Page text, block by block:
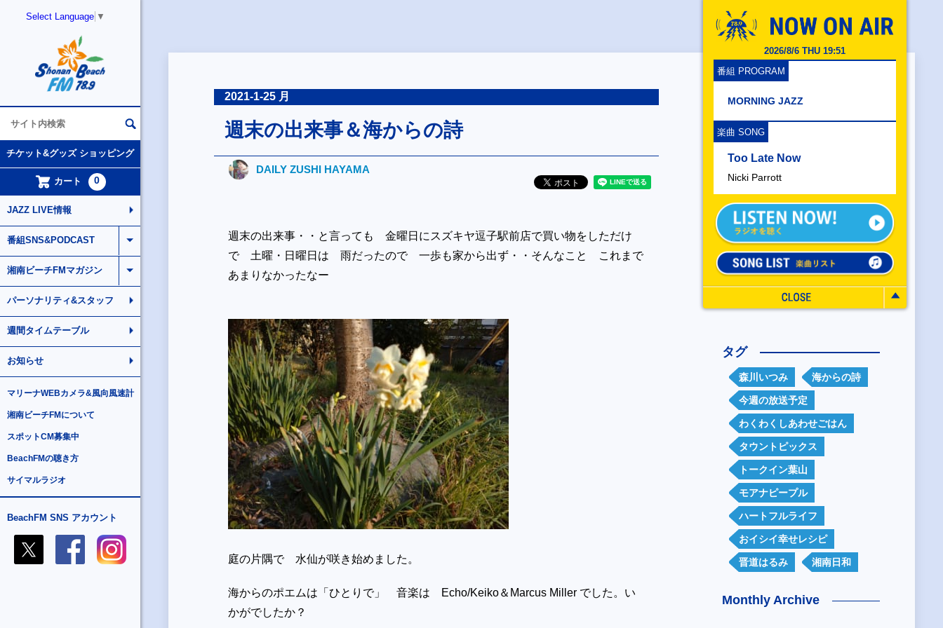
Select Language ▼
2026/8/6 THU 19:51
番組 PROGRAM
MORNING JAZZ
楽曲 SONG
Too Late Now
Nicki Parrott
チケット&グッズ ショッピング
カート 0
JAZZ LIVE情報
番組SNS&PODCAST
湘南ビーチFMマガジン
パーソナリティ&スタッフ
週間タイムテーブル
お知らせ
マリーナWEBカメラ&風向風速計
湘南ビーチFMについて
スポットCM募集中
BeachFMの聴き方
サイマルラジオ
BeachFM SNS アカウント
2021-1-25 月
週末の出来事＆海からの詩
DAILY ZUSHI HAYAMA
週末の出来事・・と言っても 金曜日にスズキヤ逗子駅前店で買い物をしただけ
で 土曜・日曜日は 雨だったので 一歩も家から出ず・・そんなこと これまで
あまりなかったなー
庭の片隅で 水仙が咲き始めました。
海からのポエムは「ひとりで」 音楽は Echo/Keiko＆Marcus Miller でした。い
かがでしたか？
タグ
森川いつみ 海からの詩
今週の放送予定
わくわくしあわせごはん
タウントピックス
トークイン葉山
モアナピープル
ハートフルライフ
おイシイ幸せレシピ
晋道はるみ 湘南日和
Monthly Archive